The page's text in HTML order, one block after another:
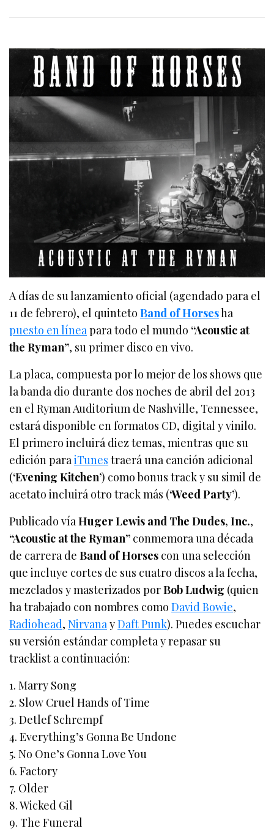
A días de su lanzamiento oficial (agendado para el
11 de febrero), el quintetoBand of Horsesha
puesto en línea para todo el mundo “Acoustic at
the Ryman”, su primer disco en vivo.
La placa, compuesta por lo mejor de los shows que
la banda dio durante dos noches de abril del 2013
en el Ryman Auditorium de Nashville, Tennessee,
estará disponible en formatos CD, digital y vinilo.
El primero incluirá diez temas, mientras que su
edición paraiTunes traerá una canción adicional
(‘Evening Kitchen’) como bonus track y su simil de
acetato incluirá otro track más (‘Weed Party’).
Publicado víaHuger Lewis and The Dudes, Inc.,
“Acoustic at the Ryman” conmemora una década
de carrera deBand of Horses con una selección
que incluye cortes de sus cuatro discos a la fecha,
mezclados y masterizados porBob Ludwig (quien
ha trabajado con nombres comoDavid Bowie,
Radiohead,Nirvana yDaft Punk). Puedes escuchar
su versión estándar completa y repasar su
tracklist a continuación:
1. Marry Song
2. Slow Cruel Hands of Time
3. Detlef Schrempf
4. Everything’s Gonna Be Undone
5. No One’s Gonna Love You
6. Factory
7. Older
8. Wicked Gil
9. The Funeral